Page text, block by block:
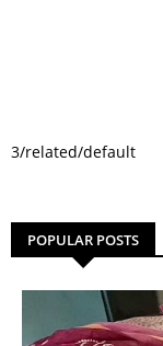
3/related/default
POPULAR POSTS